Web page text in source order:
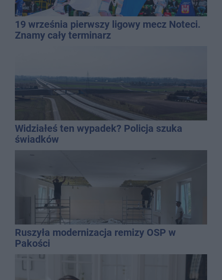
19 września pierwszy ligowy mecz Noteci.
Znamy cały terminarz
Widziałeś ten wypadek? Policja szuka
świadków
Ruszyła modernizacja remizy OSP w
Pakości